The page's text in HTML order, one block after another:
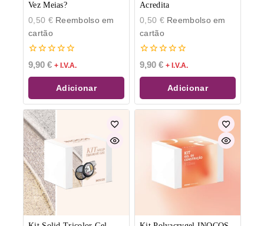
Vez Meias?
0,50 €Reembolso em
cartão
0
de
5
9,90 € + I.V.A.
Adicionar
Acredita
0,50 €Reembolso em
cartão
0
de
5
9,90 € + I.V.A.
Adicionar